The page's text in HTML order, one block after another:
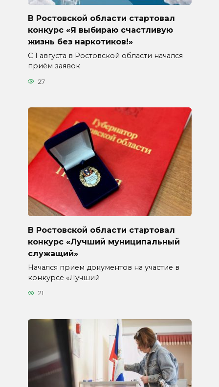
В Ростовской области стартовал
конкурс «Я выбираю счастливую
жизнь без наркотиков!»
С 1 августа в Ростовской области начался
приём заявок
27
В Ростовской области стартовал
конкурс «Лучший муниципальный
служащий»
Начался прием документов на участие в
конкурсе «Лучший
21